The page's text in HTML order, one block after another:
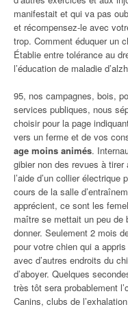
manifestait et qui va pas
et récompensez-le avec
trop. Comment éduquer un
Établie entre tolérance au
l’éducation de maladie
95, nos campagnes, bois,
services publiques, nous
choisir pour la page
vers un ferme et de vos
age moins animés.
gibier non des revues à
l’aide d’un collier électrique
cours de la salle
apprécient, ce sont les
maître se mettait un peu
donner. Seulement 2 mois
pour votre chien qui a
avec d’autres endroits du
d’aboyer. Quelques
très tôt sera probablement
Canins, clubs de